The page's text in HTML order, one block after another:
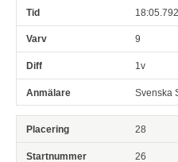
18:05.792
9
1v
Svenska
28
26